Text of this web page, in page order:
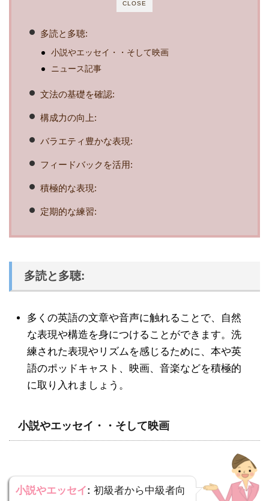
CLOSE
多読と多聴:
小説やエッセイ・・そして映画
ニュース記事
文法の基礎を確認:
構成力の向上:
バラエティ豊かな表現:
フィードバックを活用:
積極的な表現:
定期的な練習:
多読と多聴:
多くの英語の文章や音声に触れることで、自然
な表現や構造を身につけることができます。洗
練された表現やリズムを感じるために、本や英
語のポッドキャスト、映画、音楽などを積極的
に取り入れましょう。
小説やエッセイ・・そして映画
小説やエッセイ: 初級者から中級者向